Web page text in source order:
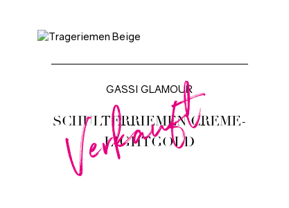
Verkauft
GASSI GLAMOUR
SCHULTERRIEMEN CREME-
LIGHTGOLD